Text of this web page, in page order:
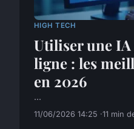
HIGH TECH
Utiliser une
ligne : les
en 2026
...
11/06/2026 14:25 11 min